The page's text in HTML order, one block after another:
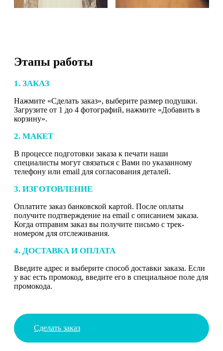
Этапы работы
1. ЗАКАЗ
Нажмите «Сделать заказ», выберите размер подушки.
Загрузите от 1 до 4 фотографий, нажмите «Добавить в
корзину».
2. МАКЕТ
В процессе подготовки заказа к печати наши
специалисты могут связаться с Вами по указанному
телефону или email для согласования деталей.
3. ИЗГОТОВЛЕНИЕ
Оплатите заказ банковской картой. После оплаты
получите подтверждение на email с описанием заказа.
Когда отправим заказ вы получите письмо с трек-
номером для отслеживания.
4. ДОСТАВКА И ОПЛАТА
Введите адрес и выберите способ доставки заказа. Если
у вас есть промокод, введите его в специальное поле для
промокода.
Сделать заказ